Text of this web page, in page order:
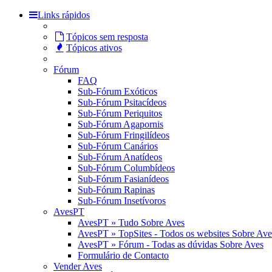
Links rápidos
Tópicos sem resposta
Tópicos ativos
Fórum
FAQ
Sub-Fórum Exóticos
Sub-Fórum Psitacídeos
Sub-Fórum Periquitos
Sub-Fórum Agapornis
Sub-Fórum Fringilídeos
Sub-Fórum Canários
Sub-Fórum Anatídeos
Sub-Fórum Columbídeos
Sub-Fórum Fasianídeos
Sub-Fórum Rapinas
Sub-Fórum Insetívoros
AvesPT
AvesPT » Tudo Sobre Aves
AvesPT » TopSites - Todos os websites Sobre
AvesPT » Fórum - Todas as dúvidas Sobre Aves
Formulário de Contacto
Vender Aves